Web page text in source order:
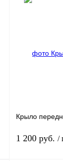
Крыло
1 200 руб. /